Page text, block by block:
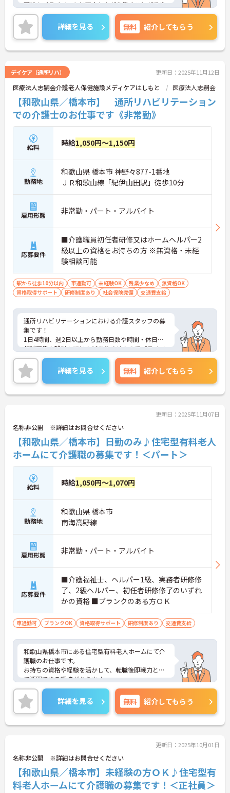
可能！プライベートと両立しながら働くことができ
ます！
ご興味ある方には、面接のポイントなど、さらに詳
細をお話致しますのでお気軽にご相談ください。
詳細を見る 無料 紹介してもらう
デイケア（通所リハ） 更新日：2025年11月12日
医療法人志嗣会介護老人保健施設メディケアはしもと 医療法人志嗣会
【和歌山県／橋本市】 通所リハビリテーション
での介護士のお仕事です《非常勤》
給料 時給1,050円～1,150円
勤務地
和歌山県 橋本市 神野々877-1番地
ＪＲ和歌山線「紀伊山田駅」徒歩10分
雇用形態 非常勤・パート・アルバイト
応募要件
■介護職員初任者研修又はホームヘルパー2
級以上の資格をお持ちの方 ※無資格・未経
験相談可能
駅から徒歩10分以内 車通勤可 未経験OK 残業少なめ
無資格OK
資格取得サポート
研修制度あり 社会保険完備 交通費支給
通所リハビリテーションにおける介護スタッフの募
集です！
1日4時間、週2日以上から勤務日数や時間・休日の
相談可能！残業もほとんどありませんのでプライベ
ートと両立しながら働くことが可能です！
ご興味ある方には、面接のポイントなど、さらに詳
細をお話致しますのでお気軽にご相談ください。
詳細を見る 無料 紹介してもらう
更新日：2025年11月07日
名称非公開 ※詳細はお問合せください
【和歌山県／橋本市】日勤のみ♪住宅型有料老人
ホームにて介護職の募集です！＜パート＞
給料 時給1,050円～1,070円
勤務地
和歌山県 橋本市
南海高野線
雇用形態 非常勤・パート・アルバイト
応募要件
■介護福祉士、ヘルパー1級、実務者研修修
了、2級ヘルパー、初任者研修修了のいずれ
かの資格 ■ブランクのある方ＯＫ
車通勤可 ブランクOK 資格取得サポート 研修制度あり 交通費支給
和歌山県橋本市にある住宅型有料老人ホームにて介
護職のお仕事です。
お持ちの資格や経験を活かして、転職後即戦力とし
て活躍できる環境があります。
ご興味ある方には、面接対策ポイントなど、さらに
詳細をお話しいたしますのでお気軽にご相談くださ
い。
詳細を見る 無料 紹介してもらう
更新日：2025年10月01日
名称非公開 ※詳細はお問合せください
【和歌山県／橋本市】未経験の方ＯＫ♪住宅型有
料老人ホームにて介護職の募集です！＜正社員＞